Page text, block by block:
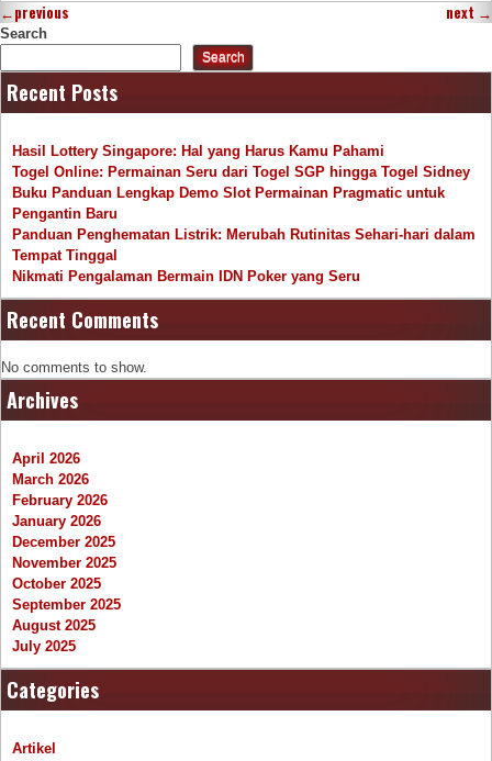
←previous next →
Search
Search
Recent Posts
Hasil Lottery Singapore: Hal yang Harus Kamu Pahami
Togel Online: Permainan Seru dari Togel SGP hingga Togel Sidney
Buku Panduan Lengkap Demo Slot Permainan Pragmatic untuk
Pengantin Baru
Panduan Penghematan Listrik: Merubah Rutinitas Sehari-hari dalam
Tempat Tinggal
Nikmati Pengalaman Bermain IDN Poker yang Seru
Recent Comments
No comments to show.
Archives
April 2026
March 2026
February 2026
January 2026
December 2025
November 2025
October 2025
September 2025
August 2025
July 2025
Categories
Artikel